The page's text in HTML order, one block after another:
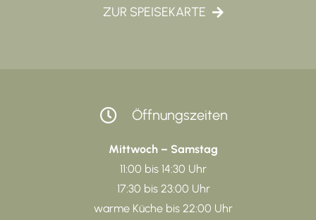
ZUR SPEISEKARTE
Öffnungszeiten
Mittwoch – Samstag
11:00 bis 14:30 Uhr
17:30 bis 23:00 Uhr
warme Küche bis 22:00 Uhr